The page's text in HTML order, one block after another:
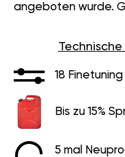
angeboten wurde.
18
Bis zu 15%
5 mal